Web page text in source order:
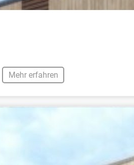
Mehr erfahren